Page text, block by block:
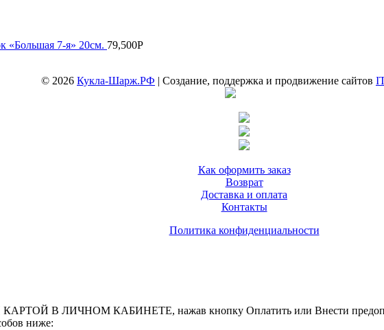
«Большая 7-я» 20см. 79,500Р
© 2026 Кукла-Шарж.РФ | Создание, поддержка и продвижение сайтов
Как оформить заказ
Возврат
Доставка и оплата
Контакты
Политика конфиденциальности
ЛИЧНОМ КАБИНЕТЕ, нажав кнопку Оплатить или Внести предоплату,
ниже: